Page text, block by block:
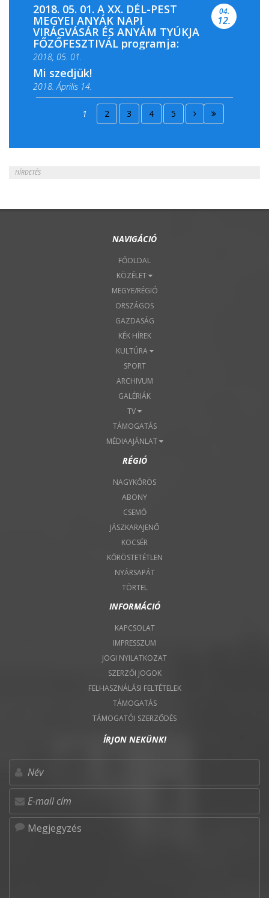
2018. 05. 01. A XX. DÉL-PEST
MEGYEI ANYÁK NAPI
VIRÁGVÁSÁR ÉS ANYÁM TYÚKJA
FŐZŐFESZTIVÁL programja:
2018, 05. 01.
04.
12.
Mi szedjük!
2018. Április 14.
2018. Április 15.
1 2 3 4 5
HÍRDETÉS
NAVIGÁCIÓ
FŐOLDAL
KÖZÉLET
MEGYE/RÉGIÓ
ORSZÁGOS
GAZDASÁG
KÉK HÍREK
KULTÚRA
SPORT
ARCHIVUM
GALÉRIÁK
TV
TÁMOGATÁS
MÉDIAAJÁNLAT
RÉGIÓ
NAGYKŐRÖS
ABONY
CSEMŐ
JÁSZKARAJENŐ
KOCSÉR
KŐRÖSTETÉTLEN
NYÁRSAPÁT
TÖRTEL
INFORMÁCIÓ
KAPCSOLAT
IMPRESSZUM
JOGI NYILATKOZAT
SZERZŐI JOGOK
FELHASZNÁLÁSI FELTÉTELEK
TÁMOGATÁS
TÁMOGATÓI SZERZŐDÉS
ÍRJON NEKÜNK!